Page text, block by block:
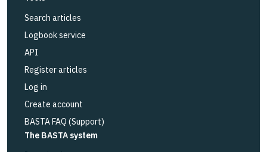
Search articles
Logbook service
API
Register articles
Log in
Create account
BASTA FAQ (Support)
The BASTA system